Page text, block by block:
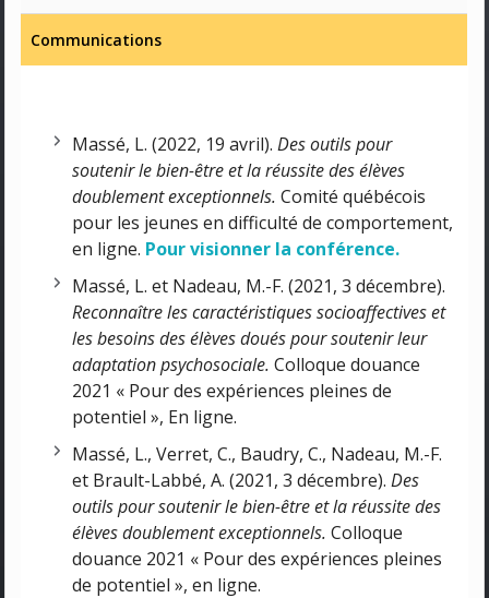
Communications
Massé, L. (2022, 19 avril). Des outils pour
soutenir le bien-être et la réussite des élèves
doublement exceptionnels. Comité québécois
pour les jeunes en difficulté de comportement,
en ligne. Pour visionner la conférence.
Massé, L. et Nadeau, M.-F. (2021, 3 décembre).
Reconnaître les caractéristiques socioaffectives et
les besoins des élèves doués pour soutenir leur
adaptation psychosociale. Colloque douance
2021 « Pour des expériences pleines de
potentiel », En ligne.
Massé, L., Verret, C., Baudry, C., Nadeau, M.-F.
et Brault-Labbé, A. (2021, 3 décembre). Des
outils pour soutenir le bien-être et la réussite des
élèves doublement exceptionnels. Colloque
douance 2021 « Pour des expériences pleines
de potentiel », en ligne.